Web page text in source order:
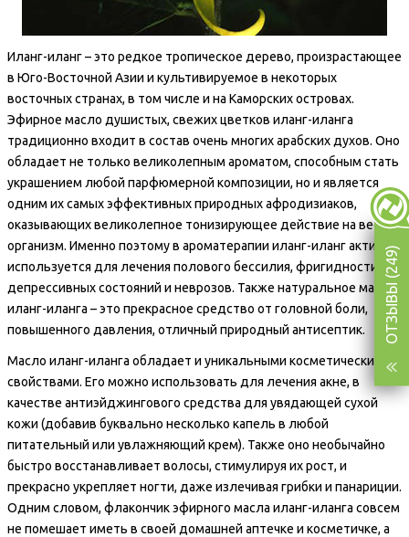
Иланг-иланг – это редкое тропическое дерево, произрастающее
в Юго-Восточной Азии и культивируемое в некоторых
восточных странах, в том числе и на Каморских островах.
Эфирное масло душистых, свежих цветков иланг-иланга
традиционно входит в состав очень многих арабских духов. Оно
обладает не только великолепным ароматом, способным стать
украшением любой парфюмерной композиции, но и является
одним их самых эффективных природных афродизиаков,
оказывающих великолепное тонизирующее действие на весь
организм. Именно поэтому в ароматерапии иланг-иланг активно
используется для лечения полового бессилия, фригидности,
депрессивных состояний и неврозов. Также натуральное масло
иланг-иланга – это прекрасное средство от головной боли,
повышенного давления, отличный природный антисептик.
Масло иланг-иланга обладает и уникальными косметическими
свойствами. Его можно использовать для лечения акне, в
качестве антиэйджингового средства для увядающей сухой
кожи (добавив буквально несколько капель в любой
питательный или увлажняющий крем). Также оно необычайно
быстро восстанавливает волосы, стимулируя их рост, и
прекрасно укрепляет ногти, даже излечивая грибки и панариции.
Одним словом, флакончик эфирного масла иланг-иланга совсем
не помешает иметь в своей домашней аптечке и косметичке, а
ОТЗЫВЫ (249)